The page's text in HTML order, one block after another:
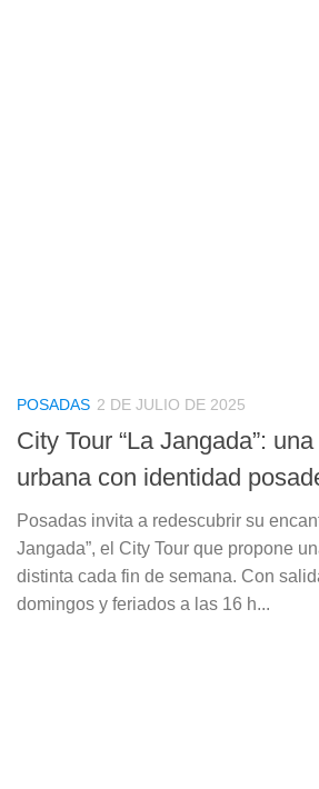
POSADAS 2 DE JULIO DE 2025
City Tour “La Jangada”:
urbana con identidad
Posadas invita a redescubrir su
Jangada”, el City Tour que propone
distinta cada fin de semana. Con
domingos y feriados a las 16 h...